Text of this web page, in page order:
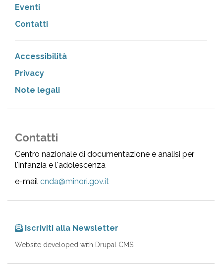
Eventi
Contatti
Accessibilità
Privacy
Note legali
Contatti
Centro nazionale di documentazione e analisi per
l'infanzia e l'adolescenza
e-mail cnda@minori.gov.it
Iscriviti alla Newsletter
Website developed with Drupal CMS